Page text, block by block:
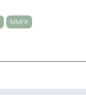
MMFR